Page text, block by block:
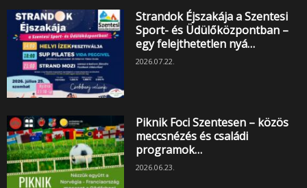
Strandok Éjszakája a Szentesi
Sport- és Üdülőközpontban –
egy felejthetetlen nyá…
2026.07.22.
Piknik Foci Szentesen – közös
meccsnézés és családi
programok…
2026.06.23.